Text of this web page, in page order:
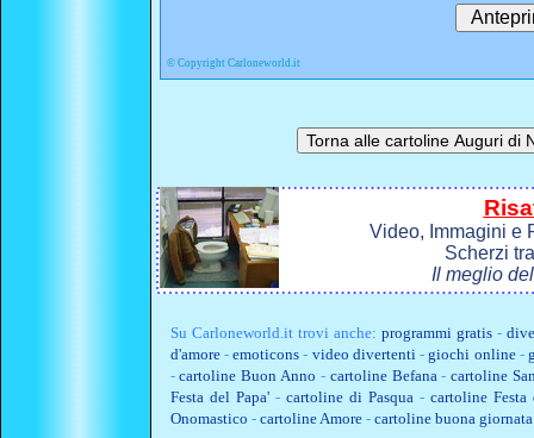
© Copyright Carloneworld.it
Video, Immagini e
Scherzi
Il meglio
Su Carloneworld.ittrovi anche: programmi gratis-
d'amore-emoticons - video divertenti-giochi online-
-cartoline Buon Anno - cartoline Befana-cartoline
Festa del Papa'- cartoline di Pasqua- cartoline Festa
Onomastico - cartoline Amore- cartoline buona giornata